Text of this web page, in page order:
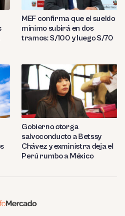
MEF confirma que el sueldo
mínimo subirá en dos
tramos: S/100 y luego S/70
Gobierno otorga
salvoconducto a Betssy
Chávez y exministra deja el
Perú rumbo a México